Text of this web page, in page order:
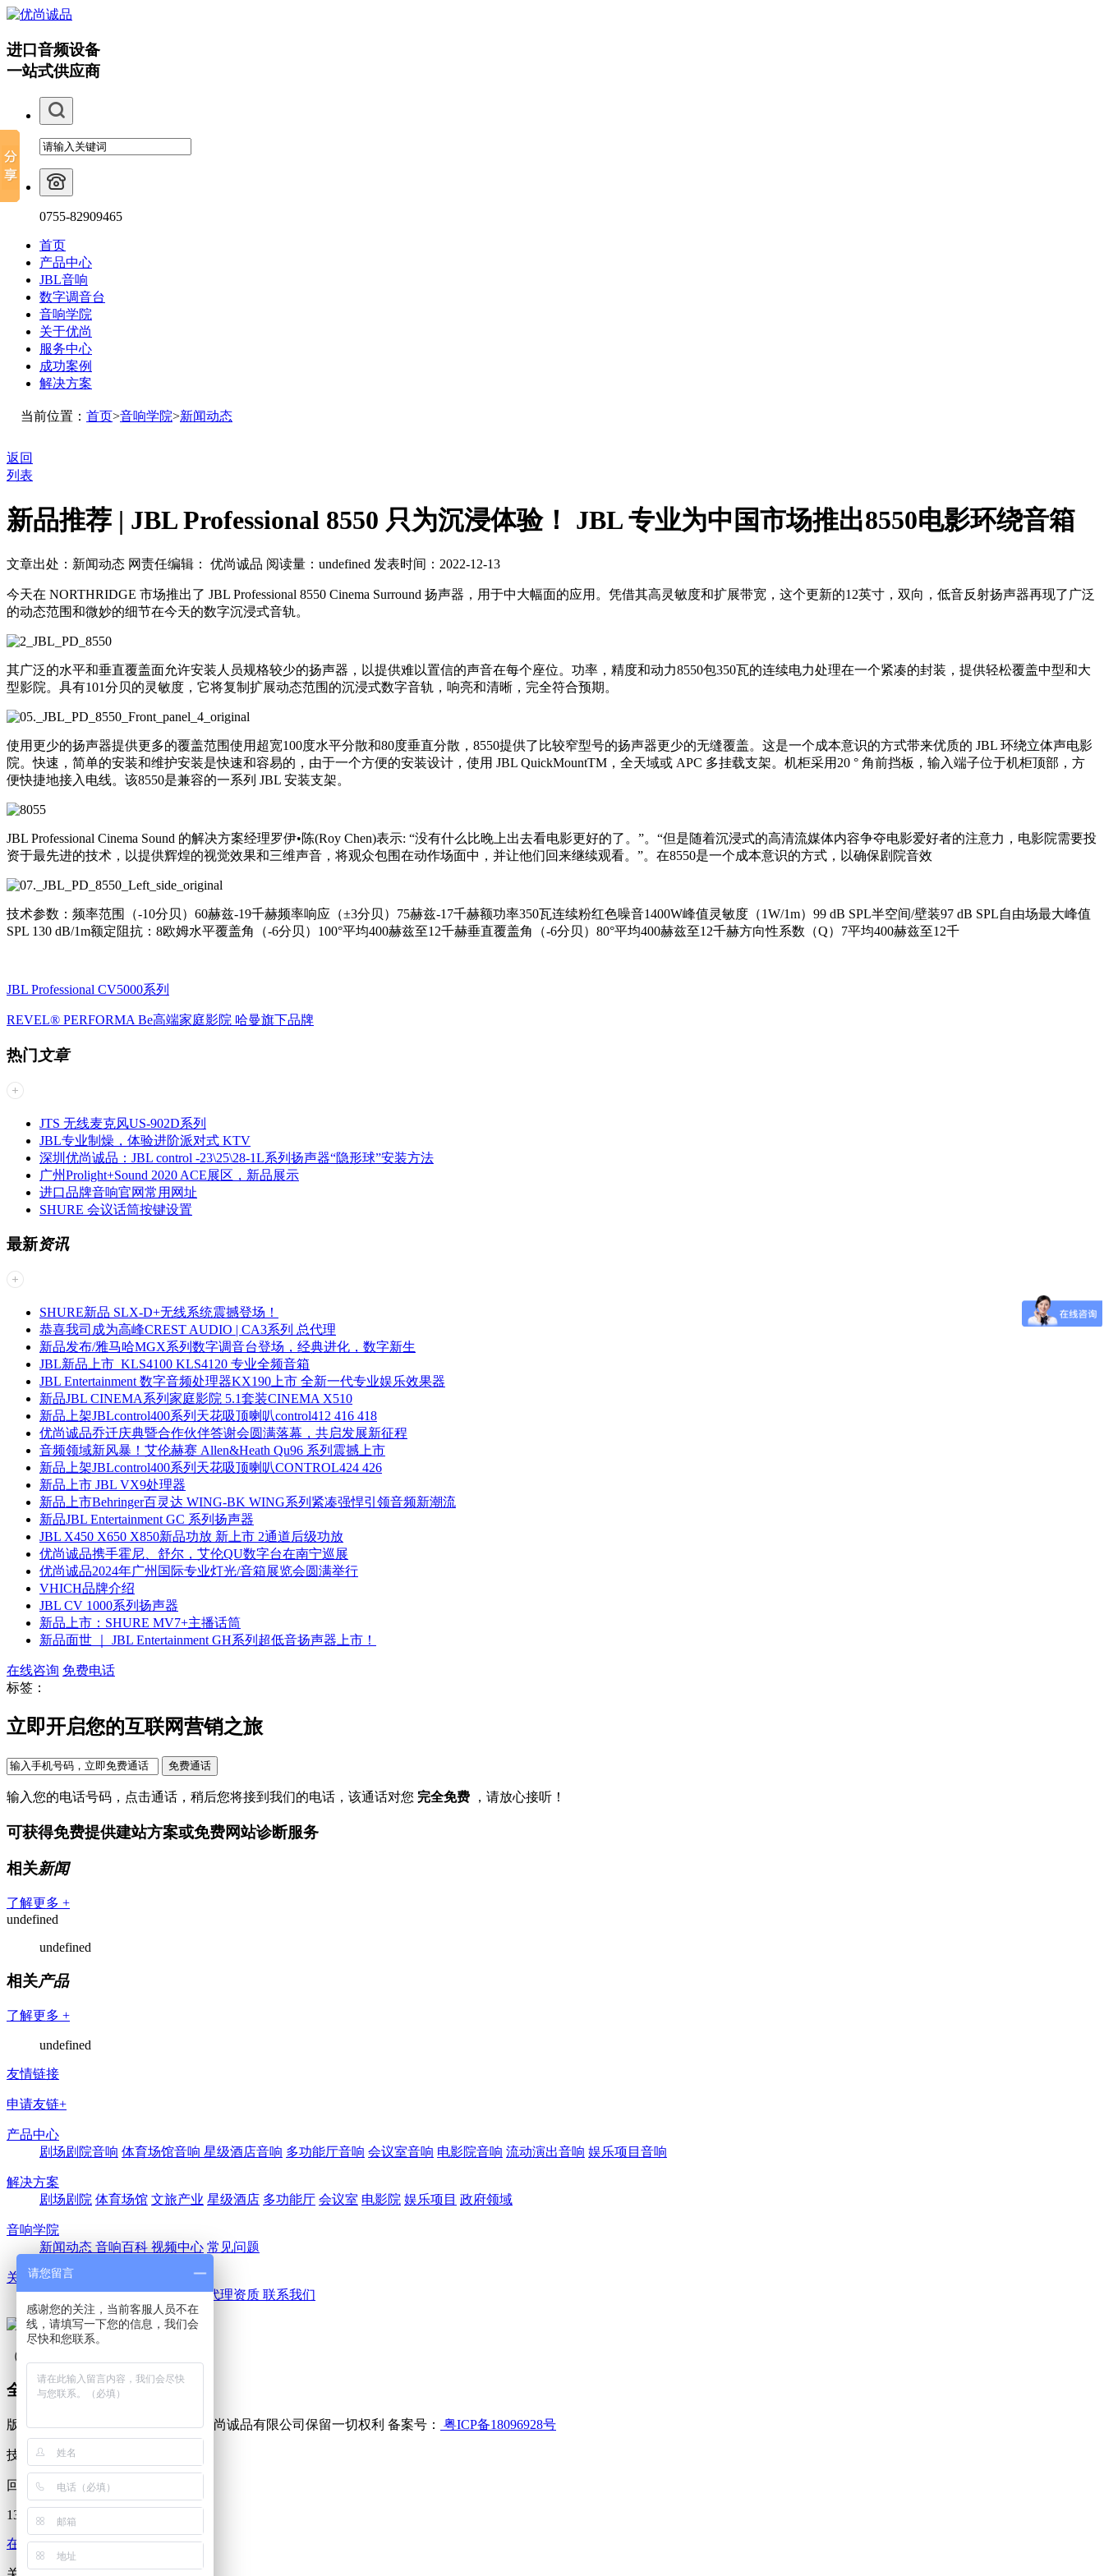
进口音频设备
一站式供应商
0755-82909465
首页
产品中心
JBL音响
数字调音台
音响学院
关于优尚
服务中心
成功案例
解决方案
当前位置： 首页>音响学院>新闻动态
返回
列表
新品推荐 | JBL Professional 8550 只为沉浸体验！ JBL 专业为中国市场推出8550电影环绕音箱
文章出处：新闻动态 网责任编辑： 优尚诚品 阅读量： undefined 发表时间：2022-12-13
今天在 NORTHRIDGE 市场推出了 JBL Professional 8550 Cinema Surround 扬声器，用于中大幅面的应用。凭借其高灵敏度和扩展带宽，这个更新的12英寸，双向，低音反射扬声器再现了广泛
的动态范围和微妙的细节在今天的数字沉浸式音轨。
其广泛的水平和垂直覆盖面允许安装人员规格较少的扬声器，以提供难以置信的声音在每个座位。功率，精度和动力8550包350瓦的连续电力处理在一个紧凑的封装，提供轻松覆盖中型和大
型影院。具有101分贝的灵敏度，它将复制扩展动态范围的沉浸式数字音轨，响亮和清晰，完全符合预期。
使用更少的扬声器提供更多的覆盖范围使用超宽100度水平分散和80度垂直分散，8550提供了比较窄型号的扬声器更少的无缝覆盖。这是一个成本意识的方式带来优质的 JBL 环绕立体声电影
院。快速，简单的安装和维护安装是快速和容易的，由于一个方便的安装设计，使用 JBL QuickMountTM，全天域或 APC 多挂载支架。机柜采用20 ° 角前挡板，输入端子位于机柜顶部，方
便快捷地接入电线。该8550是兼容的一系列 JBL 安装支架。
JBL Professional Cinema Sound 的解决方案经理罗伊•陈(Roy Chen)表示: “没有什么比晚上出去看电影更好的了。”。“但是随着沉浸式的高清流媒体内容争夺电影爱好者的注意力，电影院需要投
资于最先进的技术，以提供辉煌的视觉效果和三维声音，将观众包围在动作场面中，并让他们回来继续观看。”。在8550是一个成本意识的方式，以确保剧院音效
技术参数：频率范围（-10分贝）60赫兹-19千赫频率响应（±3分贝）75赫兹-17千赫额功率350瓦连续粉红色噪音1400W峰值灵敏度（1W/1m）99 dB SPL半空间/壁装97 dB SPL自由场最大峰值
SPL 130 dB/1m额定阻抗：8欧姆水平覆盖角（-6分贝）100°平均400赫兹至12千赫垂直覆盖角（-6分贝）80°平均400赫兹至12千赫方向性系数（Q）7平均400赫兹至12千
JBL Professional CV5000系列
REVEL® PERFORMA Be高端家庭影院 哈曼旗下品牌
热门 文章
JTS 无线麦克风US-902D系列
JBL专业制燥，体验进阶派对式 KTV
深圳优尚诚品：JBL control -23\25\28-1L系列扬声器“隐形球”安装方法
广州Prolight+Sound 2020 ACE展区，新品展示
进口品牌音响官网常用网址
SHURE 会议话筒按键设置
最新资讯
SHURE新品 SLX-D+无线系统震撼登场！
恭喜我司成为高峰CREST AUDIO | CA3系列 总代理
新品发布/雅马哈MGX系列数字调音台登场，经典进化，数字新生
JBL新品上市 KLS4100 KLS4120 专业全频音箱
JBL Entertainment 数字音频处理器KX190上市 全新一代专业娱乐效果器
新品JBL CINEMA系列家庭影院 5.1套装CINEMA X510
新品上架JBLcontrol400系列天花吸顶喇叭control412 416 418
优尚诚品乔迁庆典暨合作伙伴答谢会圆满落幕，共启发展新征程
音频领域新风暴！艾伦赫赛 Allen&Heath Qu96 系列震撼上市
新品上架JBLcontrol400系列天花吸顶喇叭CONTROL424 426
新品上市 JBL VX9处理器
新品上市Behringer百灵达 WING-BK WING系列紧凑强悍引领音频新潮流
新品JBL Entertainment GC 系列扬声器
JBL X450 X650 X850新品功放 新上市 2通道后级功放
优尚诚品携手霍尼、舒尔，艾伦QU数字台在南宁巡展
优尚诚品2024年广州国际专业灯光/音箱展览会圆满举行
VHICH品牌介绍
JBL CV 1000系列扬声器
新品上市：SHURE MV7+主播话筒
新品面世 ｜ JBL Entertainment GH系列超低音扬声器上市！
在线咨询 免费电话
标签：
立即开启您的互联网营销之旅
输入您的电话号码，点击通话，稍后您将接到我们的电话，该通话对您 完全免费 ，请放心接听！
可获得免费提供建站方案或免费网站诊断服务
相关新闻
了解更多 +
undefined
undefined
相关产品
了解更多 +
undefined
友情链接
申请友链+
产品中心
剧场剧院音响 体育场馆音响 星级酒店音响 多功能厅音响 会议室音响 电影院音响 流动演出音响 娱乐项目音响
解决方案
剧场剧院 体育场馆 文旅产业 星级酒店 多功能厅 会议室 电影院 娱乐项目 政府领域
音响学院
新闻动态 音响百科 视频中心 常见问题
关于我们
公司简介 优尚风采 代理品牌 代理资质 联系我们
（扫一扫，关注我们）
全国咨询热线13243897383
版权所有 © Copyright © 2019 深圳优尚诚品有限公司保留一切权利 备案号： 粤ICP备18096928号
技术支持：深度网
回到顶部
13243897383
在线咨询
请您留言
感谢您的关注，当前客服人员不在
线，请填写一下您的信息，我们会
尽快和您联系。